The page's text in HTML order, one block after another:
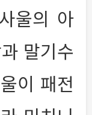
울의 아
말기수
이 패전